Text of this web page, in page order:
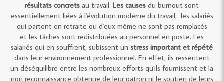
résultats concrets au travail. Les causes du burnout sont
essentiellement liées à l'évolution moderne du travail, les salariés
qui partent en retraite ou d'eux même ne sont pas remplacés
et les tâches sont redistribuées au personnel en poste. Les
salariés qui en souffrent, subissent un stress important et répété
dans leur environnement professionnel. En effet, ils ressentent
un déséquilibre entre les nombreux efforts qu'ils fournissent et la
non reconnaissance obtenue de leur patron ni le soutien de leurs